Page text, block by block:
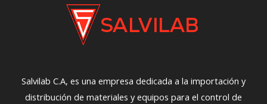
Salvilab C.A, es una empresa dedicada a la importación y
distribución de materiales y equipos para el control de